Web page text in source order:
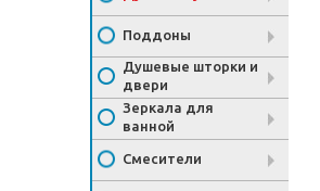
Поддоны
Душевые шторки и
двери
Зеркала для
ванной
Смесители